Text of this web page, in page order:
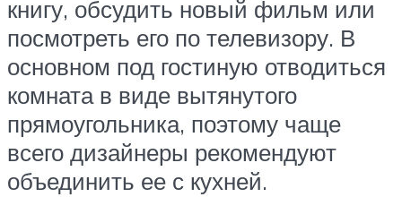
книгу, обсудить новый фильм или
посмотреть его по телевизору. В
основном под гостиную отводиться
комната в виде вытянутого
прямоугольника, поэтому чаще
всего дизайнеры рекомендуют
объединить ее с кухней.